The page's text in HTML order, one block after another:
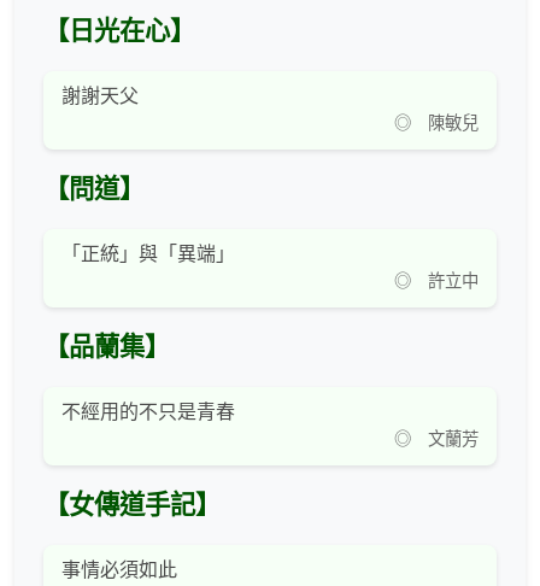
【日光在心】
謝謝天父
◎ 陳敏兒
【問道】
「正統」與「異端」
◎ 許立中
【品蘭集】
不經用的不只是青春
◎ 文蘭芳
【女傳道手記】
事情必須如此